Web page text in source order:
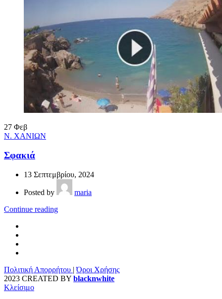
27 Φεβ
Ν. ΧΑΝΙΩΝ
Σφακιά
13 Σεπτεμβρίου, 2024
Posted by
maria
Continue reading
Πολιτική Απορρήτου |Όροι Χρήσης
2023 CREATED BY blacknwhite
Κλείσιμο